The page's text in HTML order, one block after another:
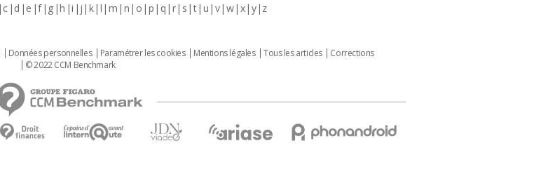
c d e f g h i j k l m n o p q r s t u v w x y z
Données personnelles Paramétrer les cookies Mentions légales Tous les articles
Corrections
© 2022 CCM Benchmark